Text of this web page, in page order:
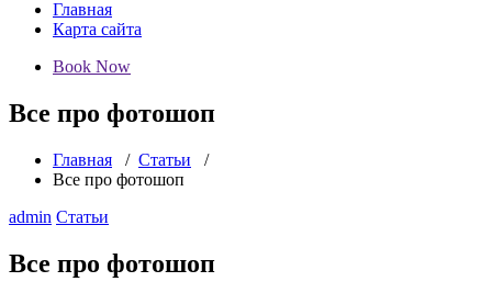
Главная
Карта сайта
Book Now
Все про фотошоп
Главная / Статьи /
Все про фотошоп
admin Статьи
Все про фотошоп